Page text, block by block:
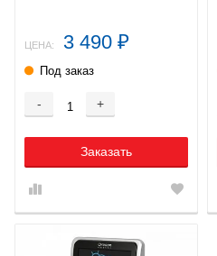
ЦЕНА: 3 490 ₽
Под заказ
- +
Заказать